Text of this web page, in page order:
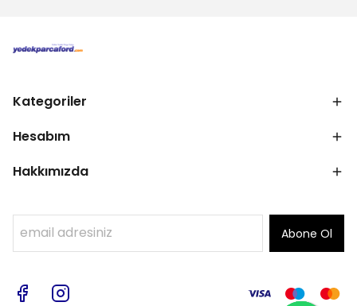
Kategoriler
Hesabım
Hakkımızda
Abone Ol